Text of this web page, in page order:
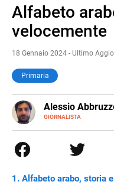
Alfabeto
velocemente
18 Gennaio 2024 - Ultimo
Primaria
Alessio
GIORNALISTA
dicotomia che
mia vita. Potete
Mi interesso di
Alfabeto arabo, storia